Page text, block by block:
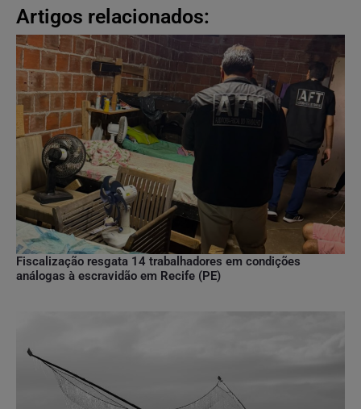
Artigos relacionados:
Fiscalização resgata 14 trabalhadores em condições
análogas à escravidão em Recife (PE)